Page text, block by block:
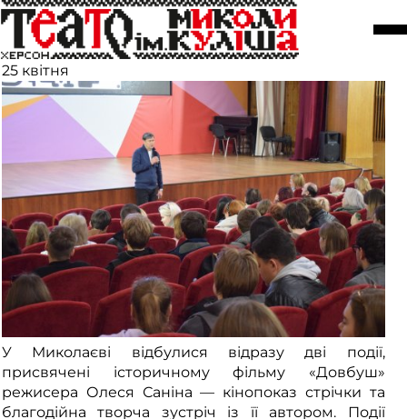
«Довбуш» у Миколаєві: кінопоказ
і творча зустріч
25 квітня
У Миколаєві відбулися відразу дві події,
присвячені історичному фільму «Довбуш»
режисера Олеся Саніна — кінопоказ стрічки та
благодійна творча зустріч із її автором. Події